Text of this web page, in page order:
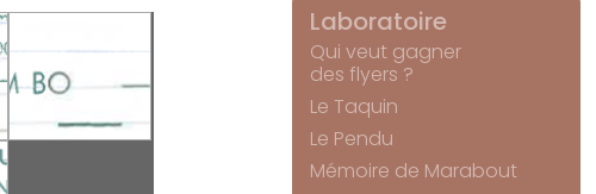
Laboratoire
Qui veut gagner
des flyers ?
Le Taquin
Le Pendu
Mémoire de Marabout